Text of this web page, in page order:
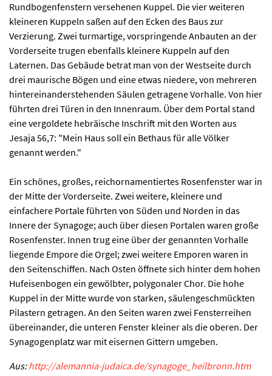
Rundbogenfenstern versehenen Kuppel. Die vier weiteren
kleineren Kuppeln saßen auf den Ecken des Baus zur
Verzierung. Zwei turmartige, vorspringende Anbauten an der
Vorderseite trugen ebenfalls kleinere Kuppeln auf den
Laternen. Das Gebäude betrat man von der Westseite durch
drei maurische Bögen und eine etwas niedere, von mehreren
hintereinanderstehenden Säulen getragene Vorhalle. Von hier
führten drei Türen in den Innenraum. Über dem Portal stand
eine vergoldete hebräische Inschrift mit den Worten aus
Jesaja 56,7: "Mein Haus soll ein Bethaus für alle Völker
genannt werden."
Ein schönes, großes, reichornamentiertes Rosenfenster war in
der Mitte der Vorderseite. Zwei weitere, kleinere und
einfachere Portale führten von Süden und Norden in das
Innere der Synagoge; auch über diesen Portalen waren große
Rosenfenster. Innen trug eine über der genannten Vorhalle
liegende Empore die Orgel; zwei weitere Emporen waren in
den Seitenschiffen. Nach Osten öffnete sich hinter dem hohen
Hufeisenbogen ein gewölbter, polygonaler Chor. Die hohe
Kuppel in der Mitte wurde von starken, säulengeschmückten
Pilastern getragen. An den Seiten waren zwei Fensterreihen
übereinander, die unteren Fenster kleiner als die oberen. Der
Synagogenplatz war mit eisernen Gittern umgeben.
Aus:http://alemannia-judaica.de/synagoge_heilbronn.htm